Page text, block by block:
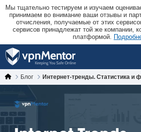
Мы тщательно тестируем и изучаем
принимаем во внимание ваши отзывы и
отчисления, получаемые от этих
сервисов принадлежат той же компании,
платформой.
Блог Интернет-тренды. Статистика